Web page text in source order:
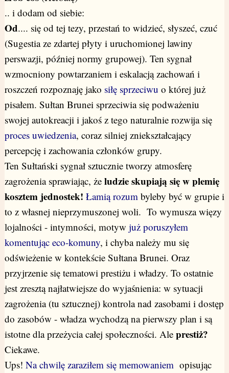
.. i dodam od siebie:
Od.... się od tej tezy, przestań to widzieć, słyszeć, czuć
(Sugestia ze zdartej płyty i uruchomionej lawiny
perswazji, później normy grupowej). Ten sygnał
wzmocniony powtarzaniem i eskalacją zachowań i
roszczeń rozpoznaję jako siłę sprzeciwu o której już
pisałem. Sułtan Brunei sprzeciwia się podważeniu
swojej autokreacji i jakoś z tego naturalnie rozwija się
proces uwiedzenia, coraz silniej zniekształcający
percepcję i zachowania członków grupy.
Ten Sułtański sygnał sztucznie tworzy atmosferę
zagrożenia sprawiając, że ludzie skupiają się w plemię
kosztem jednostek! Łamią rozum byleby być w grupie i
to z własnej nieprzymuszonej woli. To wymusza więzy
lojalności - intymności, motyw już poruszyłem
komentując eco-komuny, i chyba należy mu się
odświeżenie w kontekście Sułtana Brunei. Oraz
przyjrzenie się tematowi prestiżu i władzy. To ostatnie
jest zresztą najłatwiejsze do wyjaśnienia: w sytuacji
zagrożenia (tu sztucznej) kontrola nad zasobami i dostęp
do zasobów - władza wychodzą na pierwszy plan i są
istotne dla przeżycia całej społeczności. Ale prestiż?
Ciekawe.
Ups! Na chwilę zaraziłem się memowaniemopisując